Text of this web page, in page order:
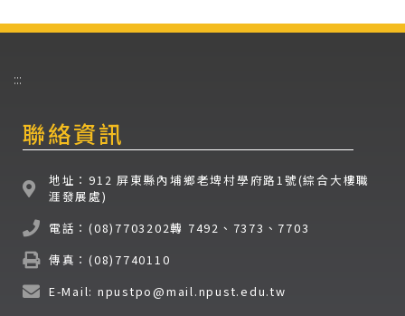
:::
聯絡資訊
地址：912 屏東縣內埔鄉老埤村學府路1號(綜合大樓職
涯發展處)
電話：(08)7703202轉 7492、7373、7703
傳真：(08)7740110
E-Mail: npustpo@mail.npust.edu.tw